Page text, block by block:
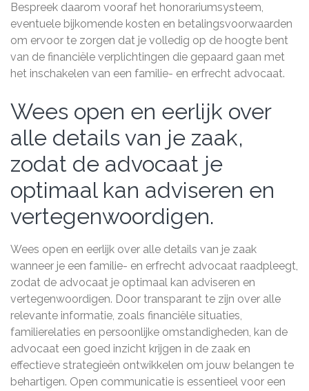
Bespreek daarom vooraf het honorariumsysteem,
eventuele bijkomende kosten en betalingsvoorwaarden
om ervoor te zorgen dat je volledig op de hoogte bent
van de financiële verplichtingen die gepaard gaan met
het inschakelen van een familie- en erfrecht advocaat.
Wees open en eerlijk over
alle details van je zaak,
zodat de advocaat je
optimaal kan adviseren en
vertegenwoordigen.
Wees open en eerlijk over alle details van je zaak
wanneer je een familie- en erfrecht advocaat raadpleegt,
zodat de advocaat je optimaal kan adviseren en
vertegenwoordigen. Door transparant te zijn over alle
relevante informatie, zoals financiële situaties,
familierelaties en persoonlijke omstandigheden, kan de
advocaat een goed inzicht krijgen in de zaak en
effectieve strategieën ontwikkelen om jouw belangen te
behartigen. Open communicatie is essentieel voor een